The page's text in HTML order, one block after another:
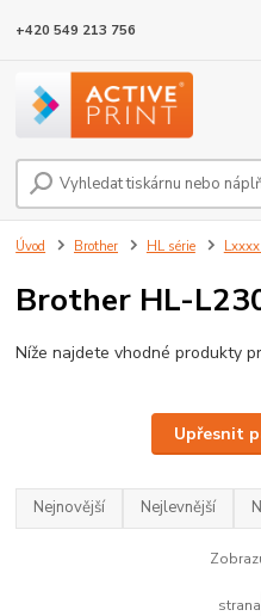
+420 549 213 756
Úvod Brother HL série
Brother HL-
Níže najdete vhodné produkty
Upřesnit
Nejnovější Nejlevnější
strana